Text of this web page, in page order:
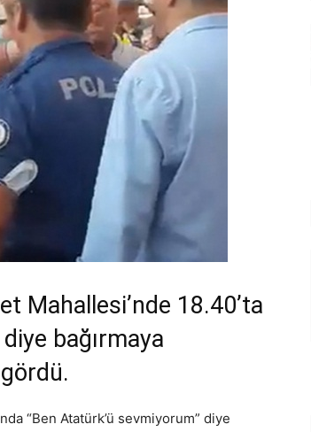
Mahallesi’nde 18.40’ta
bağırmaya
“Ben Atatürk’ü sevmiyorum” diye